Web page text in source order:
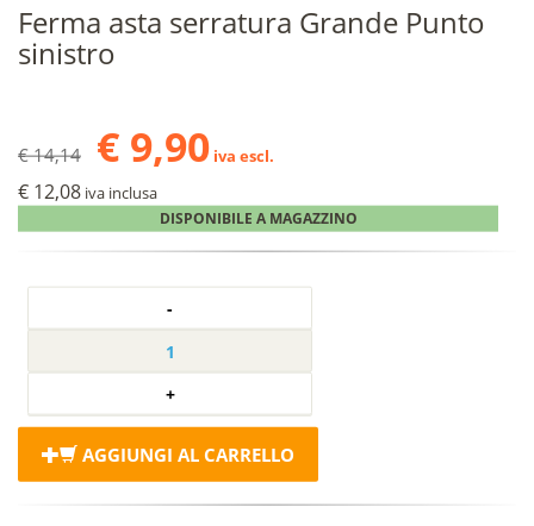
Ferma asta serratura Grande Punto
sinistro
€ 14,14 € 9,90 iva escl.
€ 12,08 iva inclusa
DISPONIBILE A MAGAZZINO
AGGIUNGI AL CARRELLO